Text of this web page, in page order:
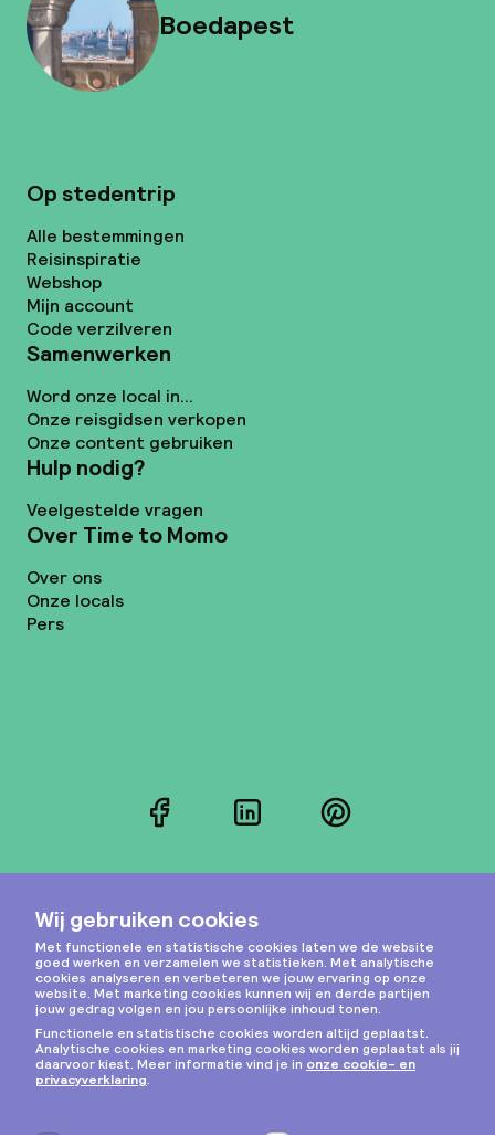
Boedapest
Op stedentrip
Alle bestemmingen
Reisinspiratie
Webshop
Mijn account
Code verzilveren
Samenwerken
Word onze local in...
Onze reisgidsen verkopen
Onze content gebruiken
Hulp nodig?
Veelgestelde vragen
Over Time to Momo
Over ons
Onze locals
Pers
FacebookLinkedInPinterest
Instagram
Privacy & cookies